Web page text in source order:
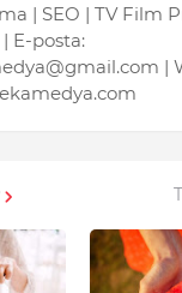
| SEO | TV Film
| E-posta:
|